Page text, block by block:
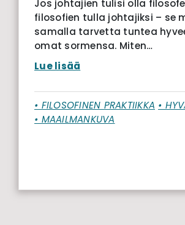
Jos johtajien tulisi olla
filosofien tulla johtajiksi – se
samalla tarvetta tuntea
omat sormensa. Miten…
Lue lisää
• FILOSOFINEN PRAKTIIKKA •
• MAAILMANKUVA